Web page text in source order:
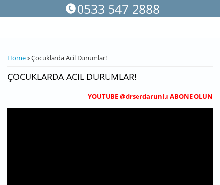
0533 547 2888
YOU ARE HERE
Home» Çocuklarda Acil Durumlar!
ÇOCUKLARDA ACIL DURUMLAR!
YOUTUBE @drserdarunlu ABONE OLUN